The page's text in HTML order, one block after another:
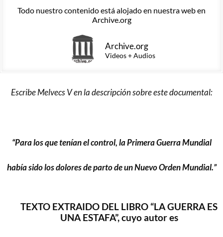
Todo nuestro contenido está alojado en nuestra web en
Archive.org
Archive.org
Videos + Audios
Escribe Melvecs V en la descripción sobre este documental:
“Para los que tenían el control, la Primera Guerra Mundial
había sido los dolores de parto de un Nuevo Orden Mundial.”
TEXTO EXTRAIDO DEL LIBRO “LA GUERRA ES
UNA ESTAFA”, cuyo autor es